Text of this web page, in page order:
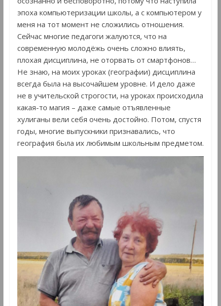
эпоха компьютеризации школы, а с компьютером у
меня на тот момент не сложились отношения.
Сейчас многие педагоги жалуются, что на
современную молодёжь очень сложно влиять,
плохая дисциплина, не оторвать от смартфонов…
Не знаю, на моих уроках (географии) дисциплина
всегда была на высочайшем уровне. И дело даже
не в учительской строгости, на уроках происходила
какая-то магия – даже самые отъявленные
хулиганы вели себя очень достойно. Потом, спустя
годы, многие выпускники признавались, что
география была их любимым школьным предметом.